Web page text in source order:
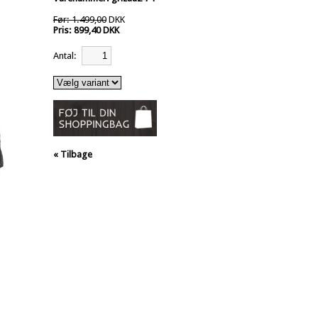
Før: 1.499,00DKK
Pris: 899,40 DKK
Antal:
« Tilbage